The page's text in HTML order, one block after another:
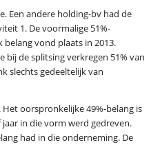
Een andere holding-bv had de
1. De voormalige 51%-
vond plaats in 2013.
bij de splitsing verkregen 51% van
slechts gedeeltelijk van
oorspronkelijke 49%-belang is
in die vorm werd gedreven.
had in die onderneming. De